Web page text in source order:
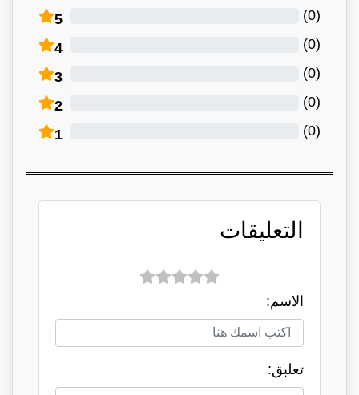
5 (
0
)
4 (
0
)
3 (
0
)
2 (
0
)
1 (
0
)
التعليقات
الاسم:
تعلبق: